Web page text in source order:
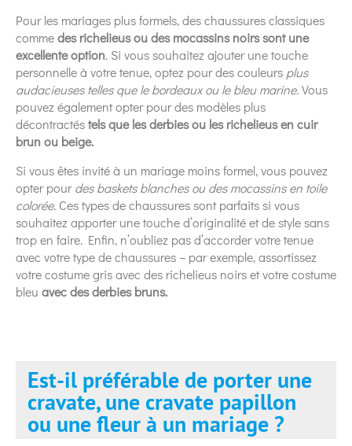
Pour les mariages plus formels, des chaussures classiques
commedes richelieus ou des mocassins noirs sont une
excellente option. Si vous souhaitez ajouter une touche
personnelle à votre tenue, optez pour des couleurs plus
audacieuses telles que le bordeaux ou le bleu marine.Vous
pouvez également opter pour des modèles plus
décontractéstels que les derbies ou les richelieus en cuir
brun ou beige.
Si vous êtes invité à un mariage moins formel, vous pouvez
opter pourdes baskets blanches ou des mocassins en toile
colorée. Ces types de chaussures sont parfaits si vous
souhaitez apporter une touche d’originalité et de style sans
trop en faire. Enfin, n’oubliez pas d’accorder votre tenue
avec votre type de chaussures – par exemple, assortissez
votre costume gris avec des richelieus noirs et votre costume
bleu avec des derbies bruns.
Est-il préférable de porter une
cravate, une cravate papillon
ou une fleur à un mariage ?